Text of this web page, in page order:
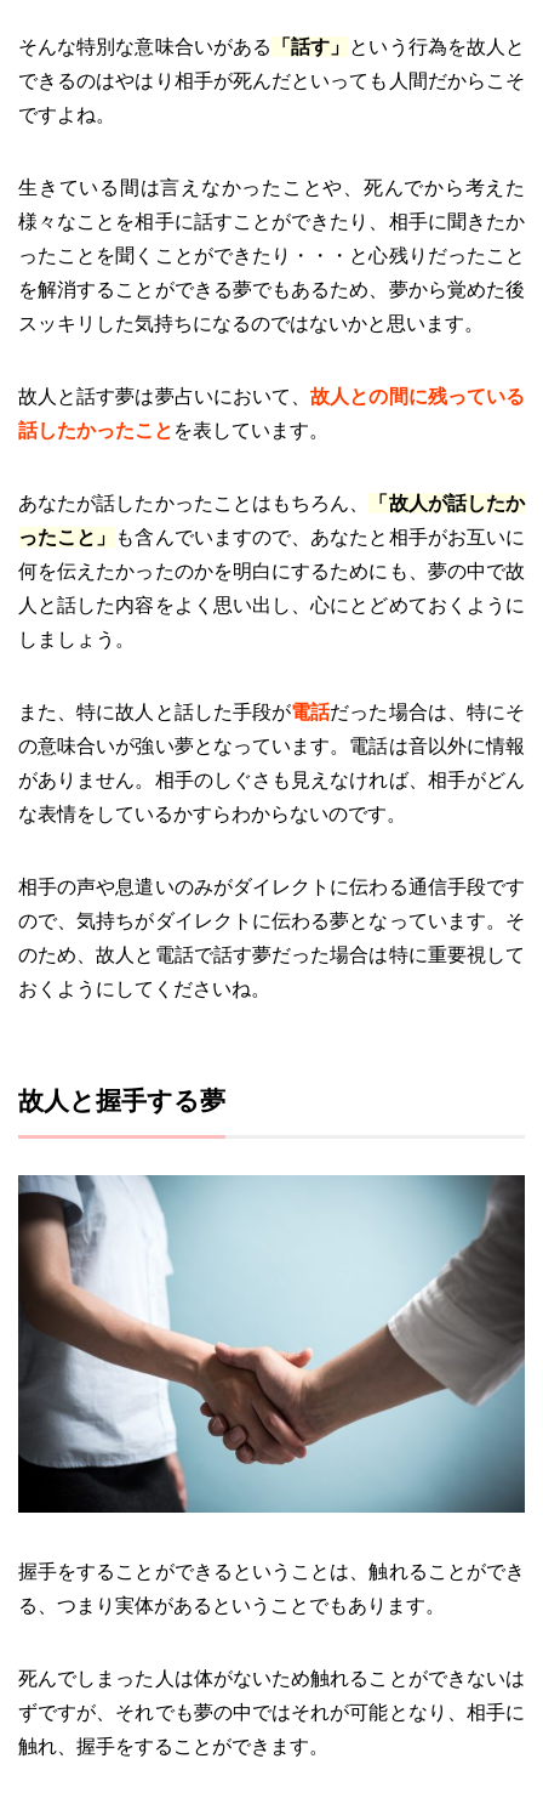
そんな特別な意味合いがある 「話す」 という行為を故人と
できるのはやはり相手が死んだといっても人間だからこそ
ですよね。
生きている間は言えなかったことや、死んでから考えた
様々なことを相手に話すことができたり、相手に聞きたか
ったことを聞くことができたり・・・と心残りだったこと
を解消することができる夢でもあるため、夢から覚めた後
スッキリした気持ちになるのではないかと思います。
故人と話す夢は夢占いにおいて、故人との間に残っている
話したかったこと を表しています。
あなたが話したかったことはもちろん、
「故人が話したか
ったこと」
も含んでいますので、あなたと相手がお互いに
何を伝えたかったのかを明白にするためにも、夢の中で故
人と話した内容をよく思い出し、心にとどめておくように
しましょう。
また、特に故人と話した手段が電話だった場合は、特にそ
の意味合いが強い夢となっています。電話は音以外に情報
がありません。相手のしぐさも見えなければ、相手がどん
な表情をしているかすらわからないのです。
相手の声や息遣いのみがダイレクトに伝わる通信手段です
ので、気持ちがダイレクトに伝わる夢となっています。そ
のため、故人と電話で話す夢だった場合は特に重要視して
おくようにしてくださいね。
故人と握手する夢
握手をすることができるということは、触れることができ
る、つまり実体があるということでもあります。
死んでしまった人は体がないため触れることができないは
ずですが、それでも夢の中ではそれが可能となり、相手に
触れ、握手をすることができます。